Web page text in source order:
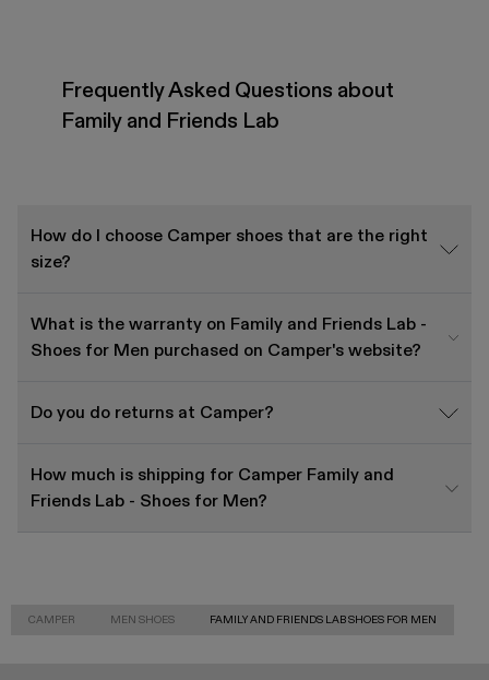
Frequently Asked Questions about
Family and Friends Lab
How do I choose Camper shoes that are the right
size?
What is the warranty on Family and Friends Lab -
Shoes for Men purchased on Camper's website?
Do you do returns at Camper?
How much is shipping for Camper Family and
Friends Lab - Shoes for Men?
CAMPER MEN SHOES FAMILY AND FRIENDS LAB SHOES FOR MEN